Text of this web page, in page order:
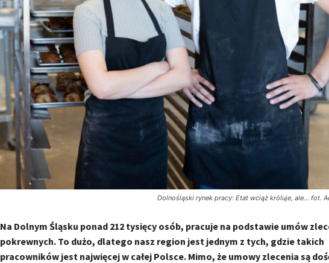
Dolnośląski rynek pracy: Etat wciąż króluje, ale... fot.
Na Dolnym Śląsku ponad 212 tysięcy osób, pracuje na podstawie umów
pokrewnych. To dużo, dlatego nasz region jest jednym z tych, gdzie takich
pracowników jest najwięcej w całej Polsce. Mimo, że umowy zlecenia są